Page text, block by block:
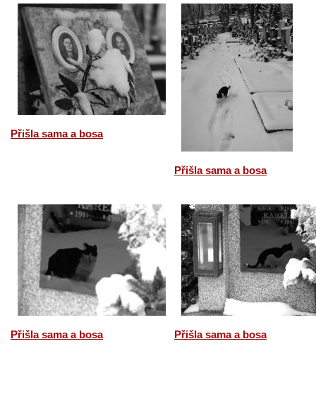
Přišla sama a bosa
Přišla sama a bosa
Přišla sama a bosa Přišla sama a bosa